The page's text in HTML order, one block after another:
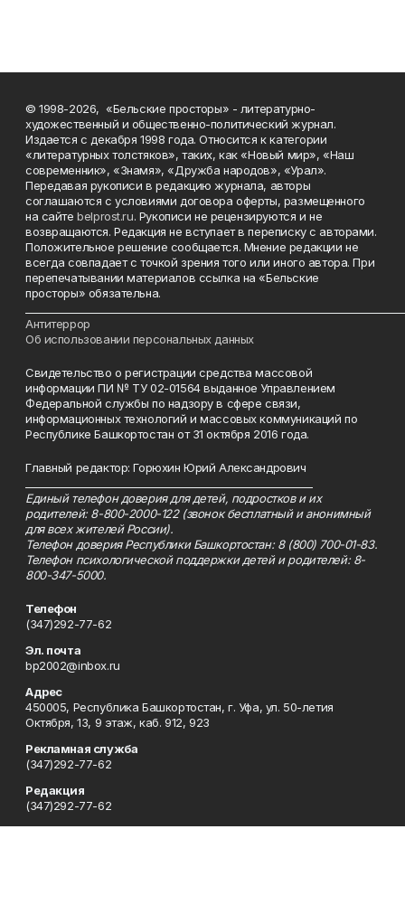
© 1998-2026, «Бельские просторы» - литературно-
художественный и общественно-политический журнал.
Издается с декабря 1998 года. Относится к категории
«литературных толстяков», таких, как «Новый мир», «Наш
современник», «Знамя», «Дружба народов», «Урал».
Передавая рукописи в редакцию журнала, авторы
соглашаются с условиями договора оферты, размещенного
на сайтеbelprost.ru. Рукописи не рецензируются и не
возвращаются. Редакция не вступает в переписку с авторами.
Положительное решение сообщается. Мнение редакции не
всегда совпадает с точкой зрения того или иного автора. При
перепечатывании материалов ссылка на «Бельские
просторы» обязательна.
Антитеррор
Об использовании персональных данных
Свидетельство о регистрации средства массовой
информации ПИ № ТУ 02-01564 выданное Управлением
Федеральной службы по надзору в сфере связи,
информационных технологий и массовых коммуникаций по
Республике Башкортостан от 31 октября 2016 года.
Главный редактор: Горюхин Юрий Александрович
Единый телефон доверия для детей, подростков и их
родителей: 8-800-2000-122 (звонок бесплатный и анонимный
для всех жителей России).
Телефон доверия Республики Башкортостан: 8 (800) 700-01-83.
Телефон психологической поддержки детей и родителей: 8-
800-347-5000.
Телефон
(347)292-77-62
Эл. почта
bp2002@inbox.ru
Адрес
450005, Республика Башкортостан, г. Уфа, ул. 50-летия
Октября, 13, 9 этаж, каб. 912, 923
Рекламная служба
(347)292-77-62
Редакция
(347)292-77-62